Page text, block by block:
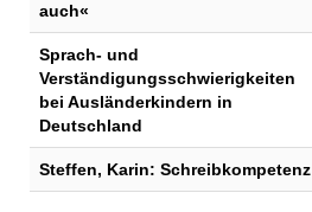
auch«
Sprach- und
Verständigungsschwierigkeiten
bei Ausländerkindern in
Deutschland
Steffen, Karin: Schreibkompetenz